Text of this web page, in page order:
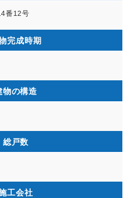
番12号
完成時期
物の構造
総戸数
工会社